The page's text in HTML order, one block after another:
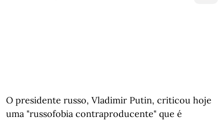
O presidente russo, Vladimir Putin, criticou hoje
uma "russofobia contraproducente" que é